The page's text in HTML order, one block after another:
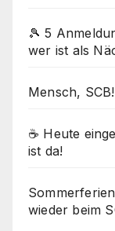
🎾 5
wer ist als
Mensch, SCB!
☕ Heute
ist da!
wieder beim